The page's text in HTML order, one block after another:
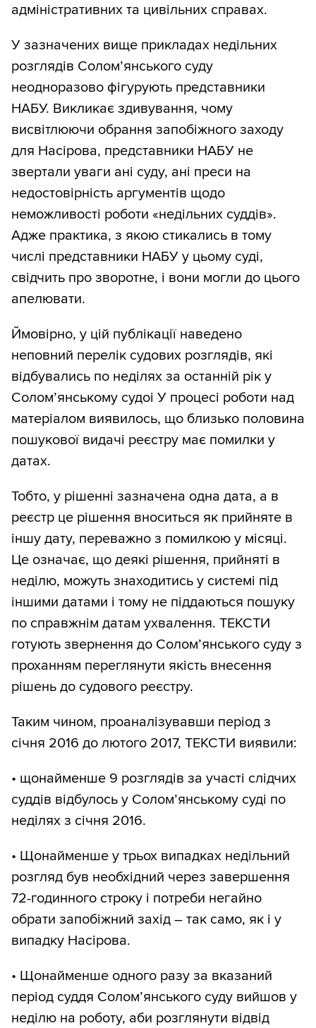
адміністративних та цивільних справах.
У зазначених вище прикладах недільних
розглядів Солом’янського суду
неодноразово фігурують представники
НАБУ. Викликає здивування, чому
висвітлюючи обрання запобіжного заходу
для Насірова, представники НАБУ не
звертали уваги ані суду, ані преси на
недостовірність аргументів щодо
неможливості роботи «недільних суддів».
Адже практика, з якою стикались в тому
числі представники НАБУ у цьому суді,
свідчить про зворотне, і вони могли до цього
апелювати.
Ймовірно, у цій публікації наведено
неповний перелік судових розглядів, які
відбувались по неділях за останній рік у
Солом’янському судоі У процесі роботи над
матеріалом виявилось, що близько половина
пошукової видачі реєстру має помилки у
датах.
Тобто, у рішенні зазначена одна дата, а в
реєстр це рішення вноситься як прийняте в
іншу дату, переважно з помилкою у місяці.
Це означає, що деякі рішення, прийняті в
неділю, можуть знаходитись у системі під
іншими датами і тому не піддаються пошуку
по справжнім датам ухвалення. ТЕКСТИ
готують звернення до Солом’янського суду з
проханням переглянути якість внесення
рішень до судового реєстру.
Таким чином, проаналізувавши період з
січня 2016 до лютого 2017, ТЕКСТИ виявили:
• щонайменше 9 розглядів за участі слідчих
суддів відбулось у Солом’янському суді по
неділях з січня 2016.
• Щонайменше у трьох випадках недільний
розгляд був необхідний через завершення
72-годинного строку і потреби негайно
обрати запобіжний захід – так само, як і у
випадку Насірова.
• Щонайменше одного разу за вказаний
період суддя Солом’янського суду вийшов у
неділю на роботу, аби розглянути відвід